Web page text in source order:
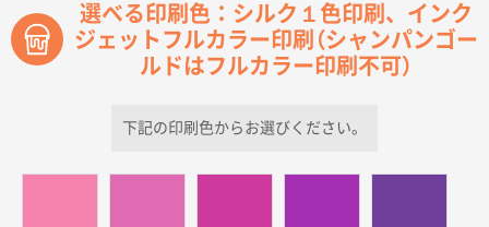
青森県D社様
ラミネート紙袋 規格S1サイズ(A5対応)500枚
三重県S社様
選べる印刷色：シルク１色印刷、インク
ジェットフルカラー印刷（シャンパンゴー
ルドはフルカラー印刷不可）
下記の印刷色からお選びください。